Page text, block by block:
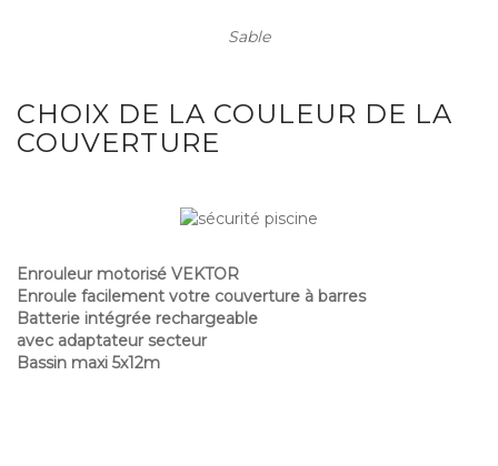
Sable
CHOIX DE LA COULEUR DE LA
COUVERTURE
Enrouleur motorisé VEKTOR
Enroule facilement votre couverture à barres
Batterie intégrée rechargeable
avec adaptateur secteur
Bassin maxi 5x12m